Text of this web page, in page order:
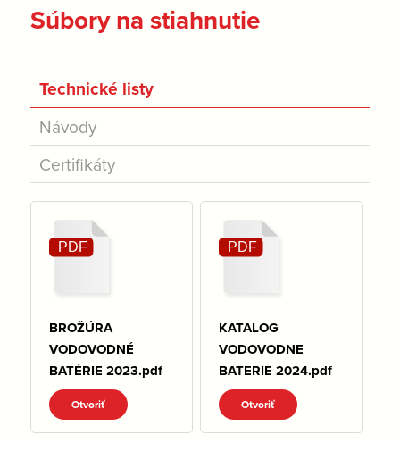
Súbory na stiahnutie
Technické listy
Návody
Certifikáty
BROŽÚRA
VODOVODNÉ
BATÉRIE 2023.pdf
Otvoriť
KATALOG
VODOVODNE
BATERIE 2024.pdf
Otvoriť